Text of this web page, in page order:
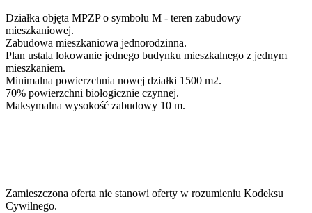
Działka objęta MPZP o symbolu M - teren zabudowy
mieszkaniowej.
Zabudowa mieszkaniowa jednorodzinna.
Plan ustala lokowanie jednego budynku mieszkalnego z jednym
mieszkaniem.
Minimalna powierzchnia nowej działki 1500 m2.
70% powierzchni biologicznie czynnej.
Maksymalna wysokość zabudowy 10 m.
Zamieszczona oferta nie stanowi oferty w rozumieniu Kodeksu
Cywilnego.